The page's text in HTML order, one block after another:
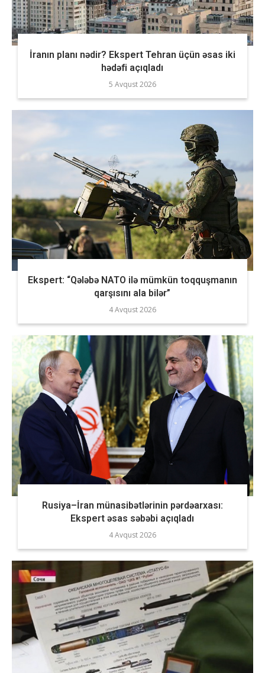
İranın planı nədir? Ekspert Tehran üçün əsas iki
hədəfi açıqladı
5 Avqust 2026
Ekspert: “Qələbə NATO ilə mümkün toqquşmanın
qarşısını ala bilər”
4 Avqust 2026
Rusiya–İran münasibətlərinin pərdəarxası:
Ekspert əsas səbəbi açıqladı
4 Avqust 2026